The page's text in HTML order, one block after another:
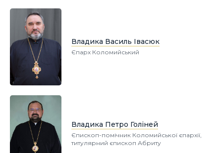
Владика Василь Івасюк
Єпарх Коломийський
Владика Петро Голіней
Єпископ-помічник Коломийської єпархії,
титулярний єпископ Абриту